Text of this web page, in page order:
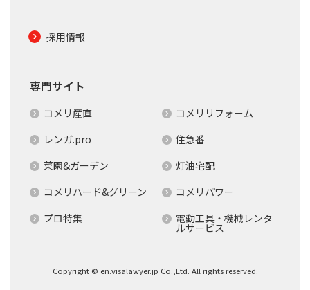
採用情報
専門サイト
コメリ産直
コメリリフォーム
レンガ.pro
住急番
菜園&ガーデン
灯油宅配
コメリハード&グリーン
コメリパワー
プロ特集
電動工具・機械レンタ
ルサービス
Copyright © en.visalawyer.jp Co.,Ltd. All rights reserved.